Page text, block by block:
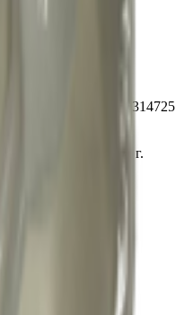
регистрации № 490314725
облисполкомом
Гомельская обл., г.